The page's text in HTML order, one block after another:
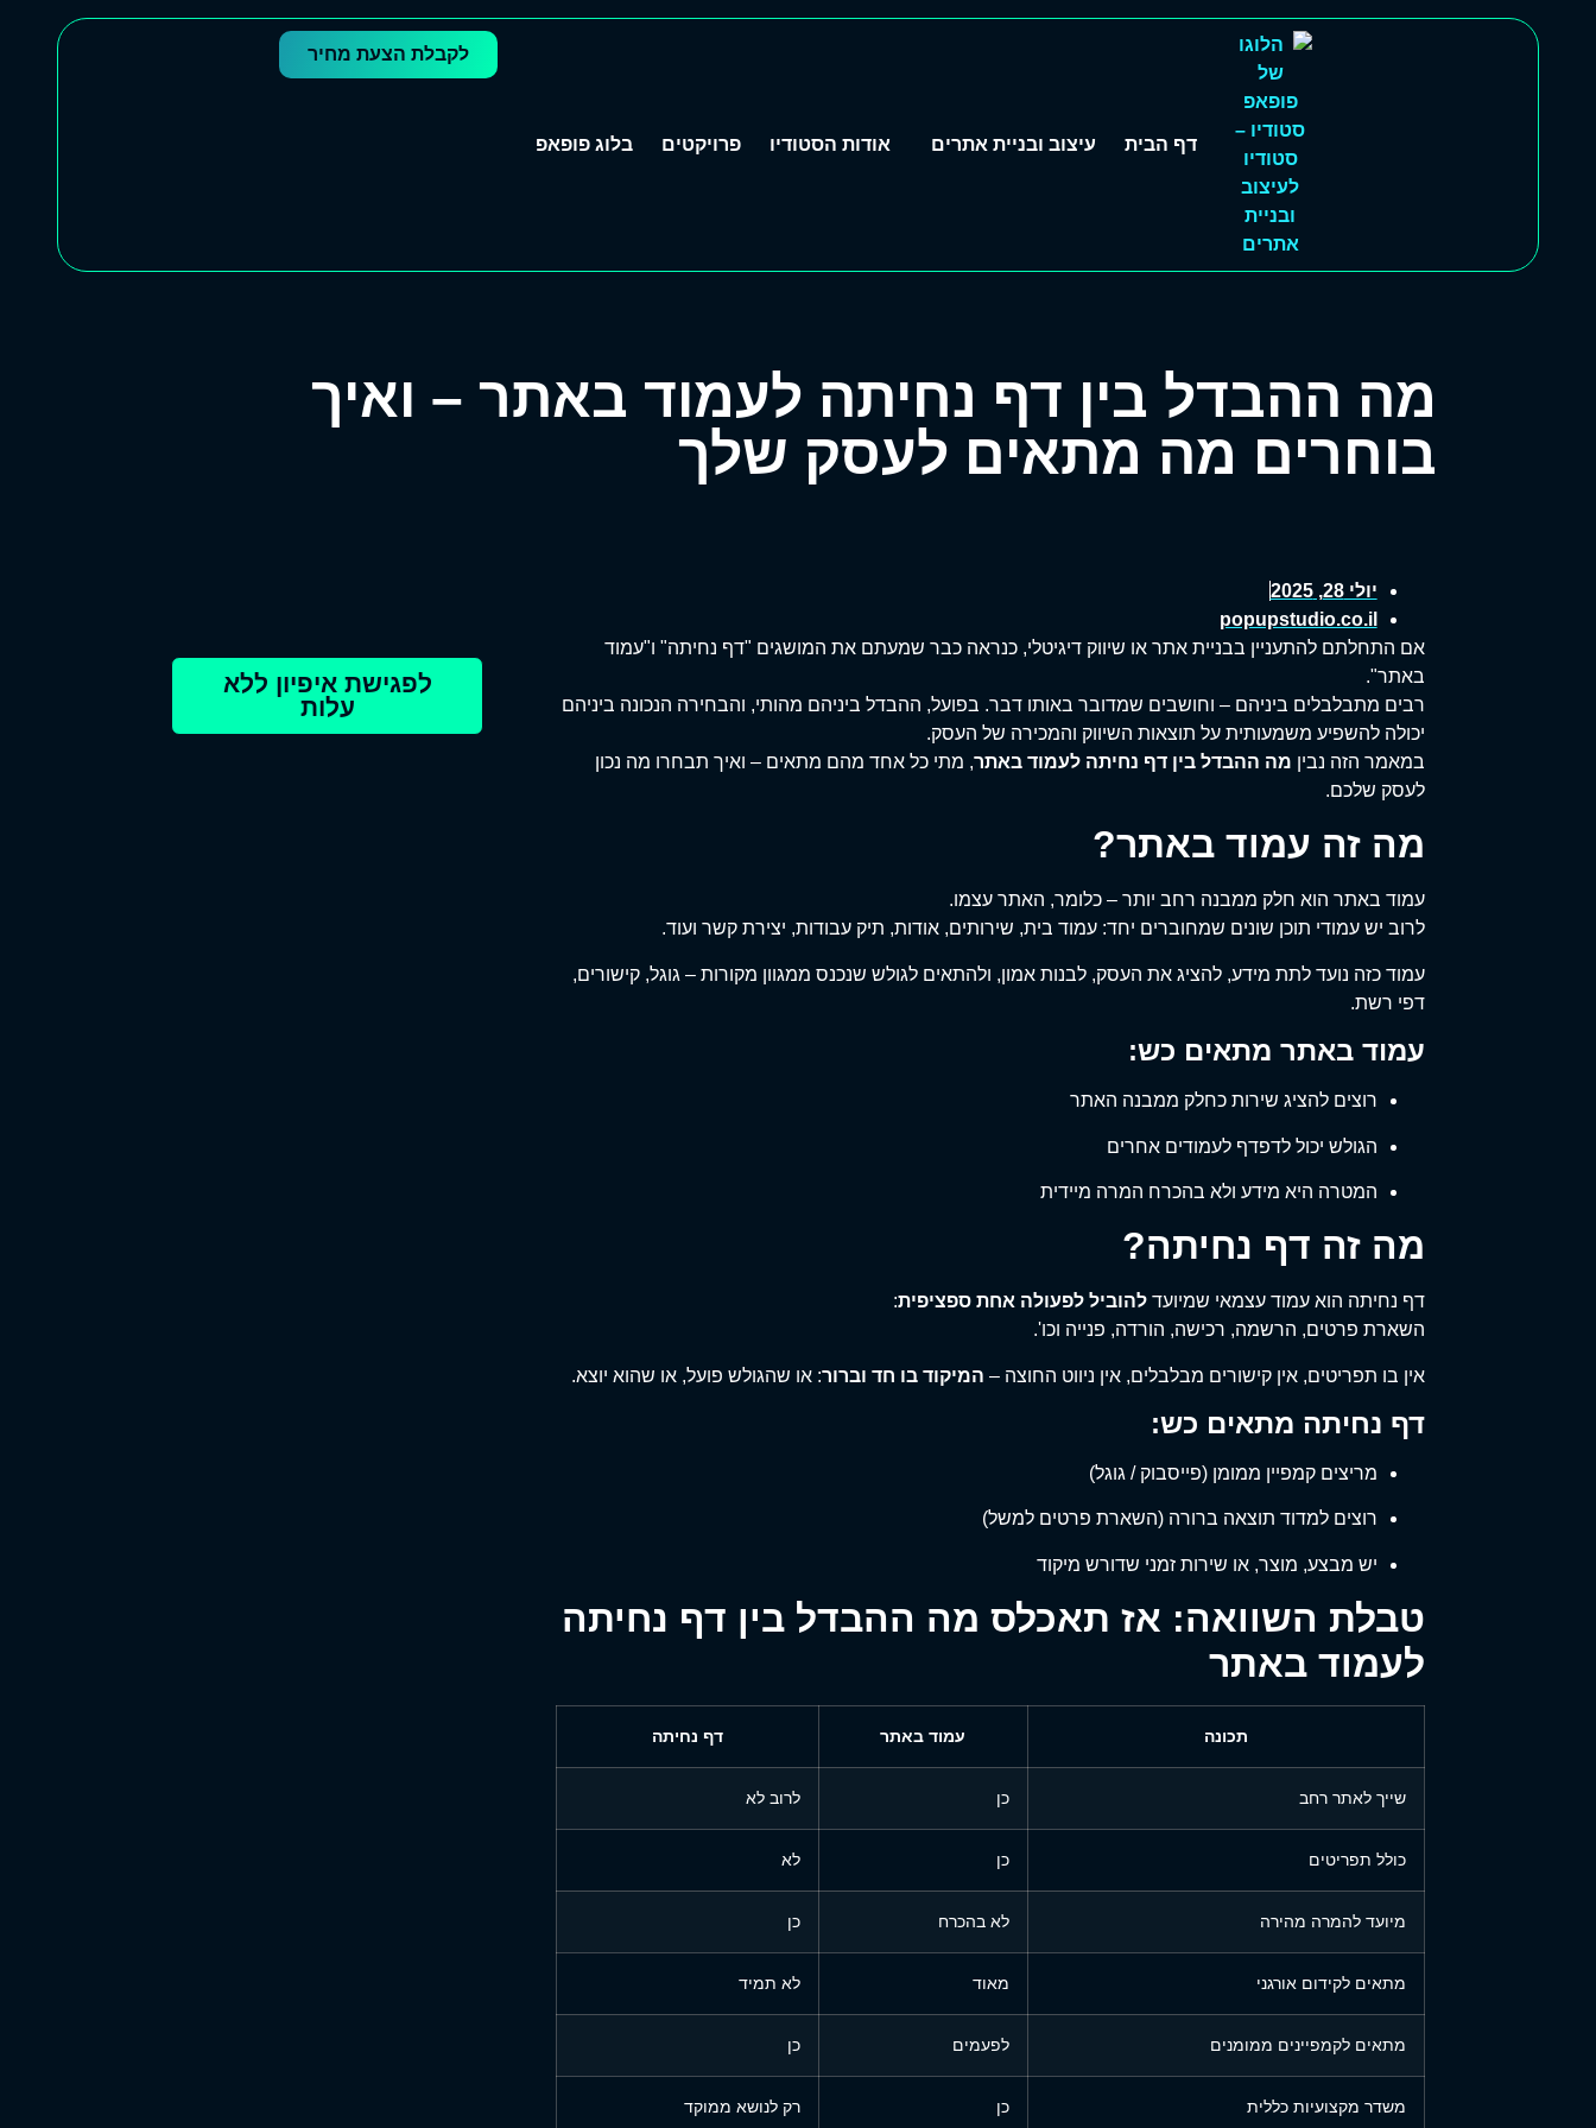
לקבלת הצעת מחיר
דף הבית עיצוב ובניית אתרים אודות הסטודיו פרויקטים בלוג פופאפ
מה ההבדל בין דף נחיתה לעמוד באתר – ואיך
בוחרים מה מתאים לעסק שלך
יולי 28, 2025
popupstudio.co.il
אם התחלתם להתעניין בבניית אתר או שיווק דיגיטלי, כנראה כבר שמעתם את המושגים "דף נחיתה" ו"עמוד
באתר".
רבים מתבלבלים ביניהם – וחושבים שמדובר באותו דבר. בפועל, ההבדל ביניהם מהותי, והבחירה הנכונה ביניהם
יכולה להשפיע משמעותית על תוצאות השיווק והמכירה של העסק.
במאמר הזה נבין מה ההבדל בין דף נחיתה לעמוד באתר, מתי כל אחד מהם מתאים – ואיך תבחרו מה נכון
לעסק שלכם.
מה זה עמוד באתר?
עמוד באתר הוא חלק ממבנה רחב יותר – כלומר, האתר עצמו.
לרוב יש עמודי תוכן שונים שמחוברים יחד: עמוד בית, שירותים, אודות, תיק עבודות, יצירת קשר ועוד.
עמוד כזה נועד לתת מידע, להציג את העסק, לבנות אמון, ולהתאים לגולש שנכנס ממגוון מקורות – גוגל, קישורים,
דפי רשת.
עמוד באתר מתאים כש:
רוצים להציג שירות כחלק ממבנה האתר
הגולש יכול לדפדף לעמודים אחרים
המטרה היא מידע ולא בהכרח המרה מיידית
מה זה דף נחיתה?
דף נחיתה הוא עמוד עצמאי שמיועדלהוביל לפעולה אחת ספציפית:
השארת פרטים, הרשמה, רכישה, הורדה, פנייה וכו'.
אין בו תפריטים, אין קישורים מבלבלים, אין ניווט החוצה – המיקוד בו חד וברור: או שהגולש פועל, או שהוא יוצא.
דף נחיתה מתאים כש:
מריצים קמפיין ממומן (פייסבוק / גוגל)
רוצים למדוד תוצאה ברורה (השארת פרטים למשל)
יש מבצע, מוצר, או שירות זמני שדורש מיקוד
טבלת השוואה: אז תאכלס מה ההבדל בין דף נחיתה
לעמוד באתר
תכונה עמוד באתר דף נחיתה
שייך לאתר רחב כן לרוב לא
כולל תפריטים כן לא
מיועד להמרה מהירה לא בהכרח כן
מתאים לקידום אורגני מאוד לא תמיד
מתאים לקמפיינים ממומנים לפעמים כן
משדר מקצועיות כללית כן רק לנושא ממוקד
לפגישת איפיון ללא
עלות